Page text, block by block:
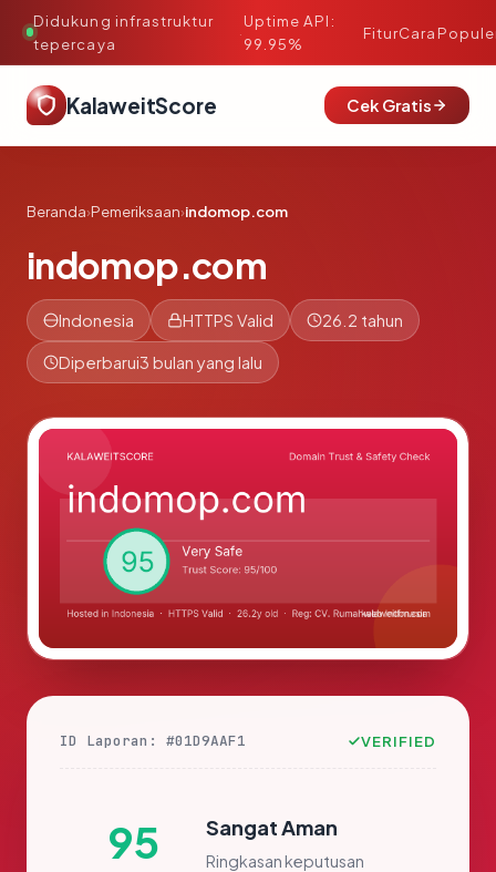
Didukung infrastruktur
tepercaya
·
Uptime API:
99.95%
FiturCara
KalaweitScore Cek Gratis
Beranda›Pemeriksaan›indomop.com
indomop.com
Indonesia HTTPS Valid 26.2 tahun
Diperbarui3 bulan yang lalu
ID Laporan: #01D9AAF1 VERIFIED
95 Sangat Aman
Ringkasan keputusan